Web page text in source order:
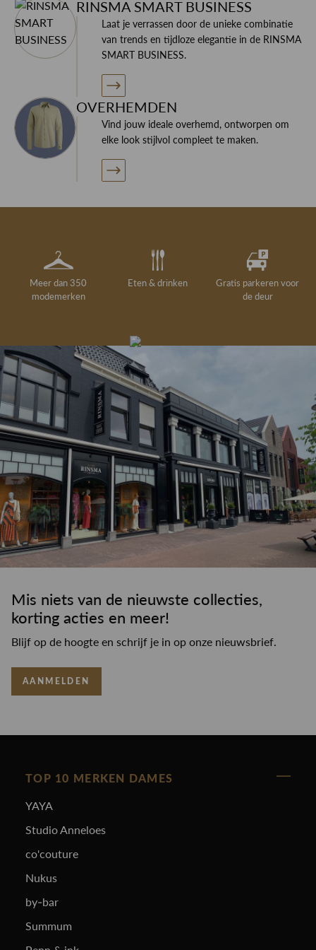
Wil je meer informatie over dit product of je nieuwe
garderobe? Neem contact op met specialisten!
RINSMA SMART BUSINESS
Laat je verrassen door de unieke combinatie
van trends en tijdloze elegantie in de RINSMA
SMART BUSINESS.
OVERHEMDEN
Vind jouw ideale overhemd, ontworpen om
elke look stijlvol compleet te maken.
Meer dan 350
modemerken
Eten & drinken
Gratis parkeren voor
de deur
drankje
Gratis retourneren in
de winkel
Deskundig
kledingadvies
Mis niets van de nieuwste collecties,
korting acties en meer!
Blijf op de hoogte en schrijf je in op onze nieuwsbrief.
AANMELDEN
TOP 10 MERKEN DAMES
YAYA
Studio Anneloes
co'couture
Nukus
by-bar
Summum